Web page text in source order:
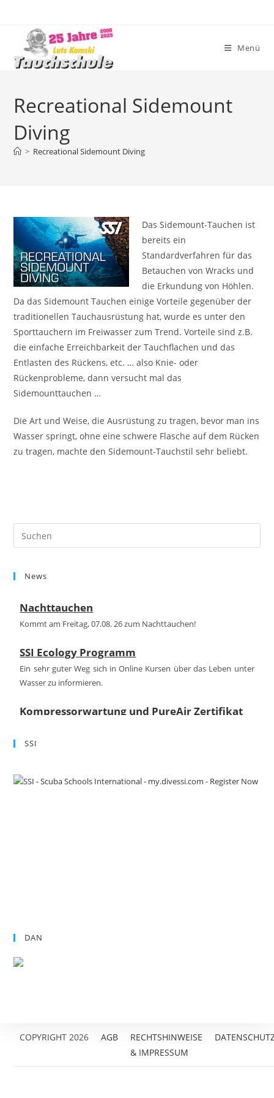
springen
Menü
Recreational Sidemount
Diving
> Recreational Sidemount Diving
Das Sidemount-Tauchen ist
bereits ein
Standardverfahren für das
Betauchen von Wracks und
die Erkundung von Höhlen.
Da das Sidemount Tauchen einige Vorteile gegenüber der
traditionellen Tauchausrüstung hat, wurde es unter den
Sporttauchern im Freiwasser zum Trend. Vorteile sind z.B.
die einfache Erreichbarkeit der Tauchflachen und das
Entlasten des Rückens, etc. … also Knie- oder
Rückenprobleme, dann versucht mal das
Sidemounttauchen …
Die Art und Weise, die Ausrüstung zu tragen, bevor man ins
Wasser springt, ohne eine schwere Flasche auf dem Rücken
zu tragen, machte den Sidemount-Tauchstil sehr beliebt.
News
Nachttauchen
Kommt am Freitag, 07.08. 26 zum Nachttauchen!
SSI Ecology Programm
Ein sehr guter Weg sich in Online Kursen über das Leben unter
Wasser zu informieren.
Kompressorwartung und PureAir Zertifikat
lassend das Qualitätszertifikat PureAir erhalten.
Wir sind FINNSUIB Testcenter!
SSI
DAN
COPYRIGHT 2026 AGB
RECHTSHINWEISE
& IMPRESSUM